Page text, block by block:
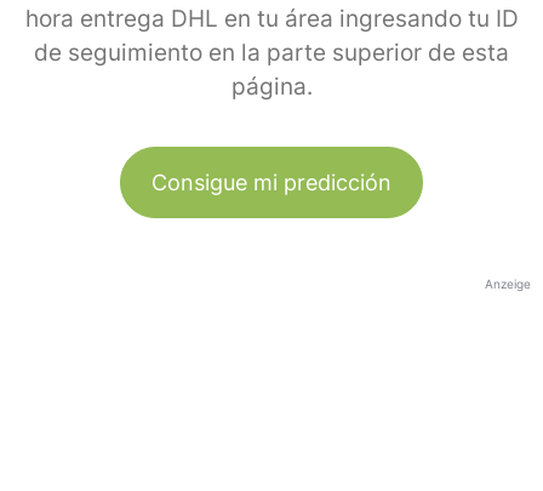
hora entrega DHL en tu área ingresando tu ID
de seguimiento en la parte superior de esta
página.
Consigue mi predicción
Anzeige